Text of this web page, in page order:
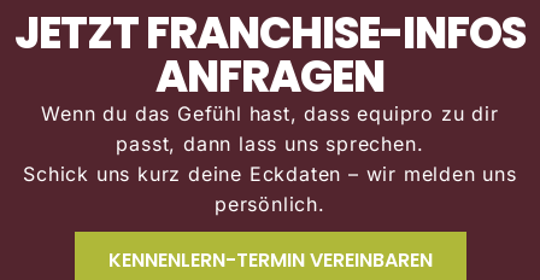
JETZT FRANCHISE-INFOS
ANFRAGEN
Wenn du das Gefühl hast, dass equipro zu dir
passt, dann lass uns sprechen.
Schick uns kurz deine Eckdaten – wir melden uns
persönlich.
KENNENLERN-TERMIN VEREINBAREN